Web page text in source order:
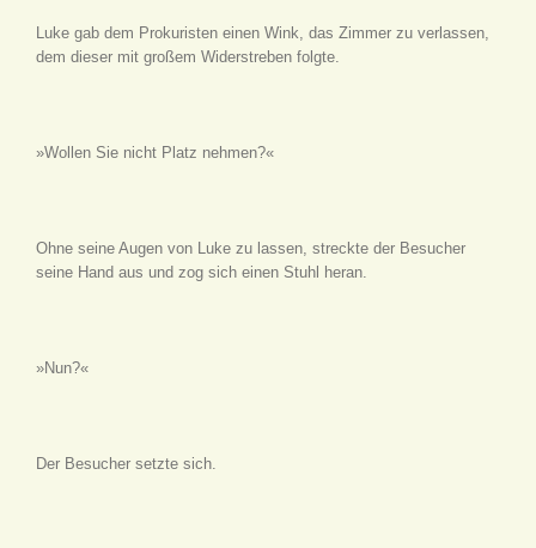
Luke gab dem Prokuristen einen Wink, das Zimmer zu verlassen,
dem dieser mit großem Widerstreben folgte.
»Wollen Sie nicht Platz nehmen?«
Ohne seine Augen von Luke zu lassen, streckte der Besucher
seine Hand aus und zog sich einen Stuhl heran.
»Nun?«
Der Besucher setzte sich.